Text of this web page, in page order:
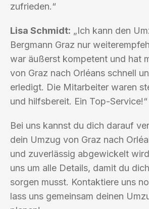
zufrieden.“
Lisa Schmidt: „Ich kann den
Bergmann Graz nur
war äußerst kompetent und hat
von Graz nach Orléans schnell
erledigt. Die Mitarbeiter waren
und hilfsbereit. Ein Top-Service!“
Bei uns kannst du dich darauf
dein Umzug von Graz nach
und zuverlässig abgewickelt
uns um alle Details, damit du
sorgen musst. Kontaktiere uns
lass uns gemeinsam deinen